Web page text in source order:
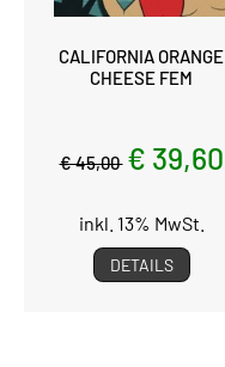
CALIFORNIA ORANGE
CHEESE FEM
€ 45,00 € 39,60
inkl. 13% MwSt.
DETAILS